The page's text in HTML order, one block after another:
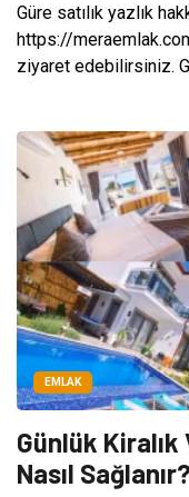
Güre satılık yazlık
https://
ziyaret edebilirsiniz.
EMLAK
Günlük
Nasıl Sağlanır?